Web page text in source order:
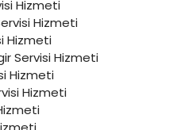
Hizmeti
Hizmeti
Hizmeti
Servisi Hizmeti
Hizmeti
Hizmeti